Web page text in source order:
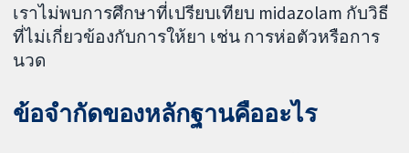
เราไม่พบการศึกษาที่เปรียบเทียบ midazolam กับวิธี
ที่ไม่เกี่ยวข้องกับการให้ยา เช่น การห่อตัวหรือการ
นวด
ข้อจำกัดของหลักฐานคืออะไร